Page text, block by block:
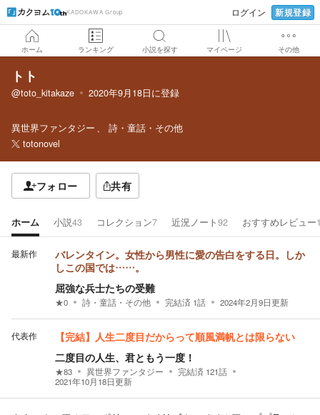
KADOKAWA Group ログイン 新規登録
ホーム ランキング 小説を探す マイページ その他
トト
@toto_kitakaze 2020年9月18日に登録
異世界ファンタジー
詩・童話・その他
totonovel
フォロー 共有
ホーム 小説43 コレクション7 近況ノート92 おすすめレビュー
最新作
バレンタイン。女性から男性に愛の告白をする日。しか
しこの国では……。
屈強な兵士たちの受難
★0 詩・童話・その他 完結済 1話 2024年2月9日更新
代表作 【完結】人生二度目だからって順風満帆とは限らない
二度目の人生、君ともう一度！
★83 異世界ファンタジー 完結済 121話
2021年10月18日更新